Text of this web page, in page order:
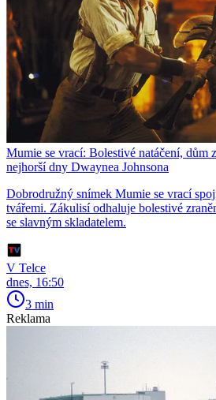
Mumie se vrací: Bolestivé natáčení, dům
nejhorší dny Dwaynea Johnsona
Dobrodružný snímek Mumie se vrací
tvářemi. Zákulisí odhaluje bolestivé
se slavným skladatelem.
V Telce
dnes, 16:50
3 min
Reklama